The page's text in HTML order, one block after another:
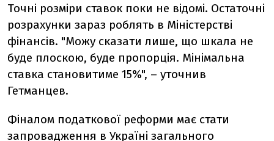
Точні розміри ставок поки не відомі. Остаточні
розрахунки зараз роблять в Міністерстві
фінансів. "Можу сказати лише, що шкала не
буде плоскою, буде пропорція. Мінімальна
ставка становитиме 15%", – уточнив
Гетманцев.
Фіналом податкової реформи має стати
запровадження в Україні загального